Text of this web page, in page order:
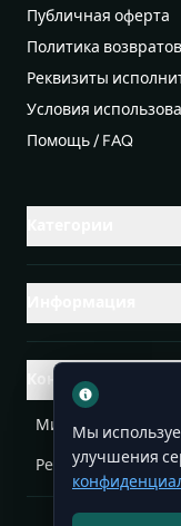
Публичная оферта
Политика возвратов
Реквизиты
Условия
Помощь / FAQ
Контакты
Михаленко
Республика
Мы
улучшения